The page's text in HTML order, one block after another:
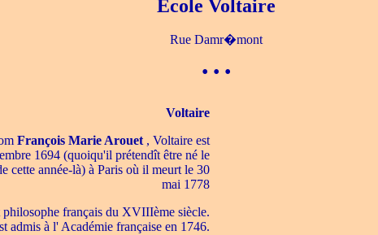
École Voltaire
Rue Damr�mont
• • •
Voltaire
François Marie Arouet , Voltaire est
1694 (quoiqu'il prétendît être né le
cette année-là) à Paris où il meurt le 30
mai 1778
français du XVIIIème siècle.
admis à l' Académie française en 1746.